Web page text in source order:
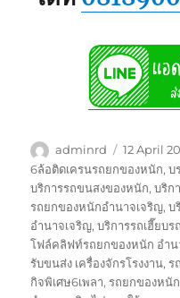
Author
adminrd
Posted
on
12 April
6ล้อติดเครนรถยกของหนัก,บ
บริการรถขนสงของหนัก,บริก
รถยกของหนักอำนาจเจริญ,บ
อำนาจเจริญ,บริการรถเฮี๊ยบ
โฟล์คลิฟท์รถยกของหนัก อำน
รับขนส่ง เครื่องจักรโรงงาน,ร
กิจพิเศษ6เพลา,รถยกของหนั